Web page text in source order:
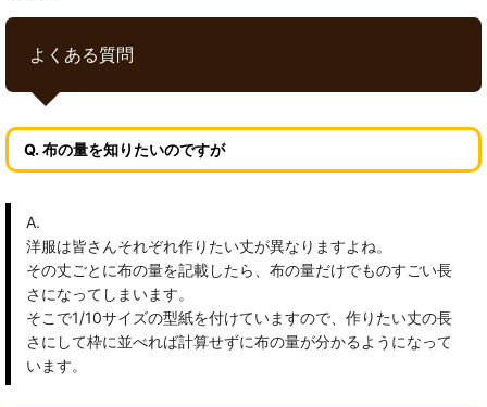
よくある質問
Q. 布の量を知りたいのですが
A.
洋服は皆さんそれぞれ作りたい丈が異なりますよね。
その丈ごとに布の量を記載したら、布の量だけでものすごい長
さになってしまいます。
そこで1/10サイズの型紙を付けていますので、作りたい丈の長
さにして枠に並べれば計算せずに布の量が分かるようになって
います。